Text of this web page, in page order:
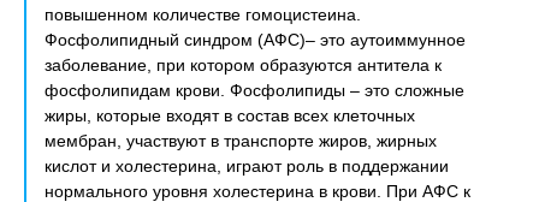
повышенном количестве гомоцистеина.
Фосфолипидный синдром (АФС)– это аутоиммунное
заболевание, при котором образуются антитела к
фосфолипидам крови. Фосфолипиды – это сложные
жиры, которые входят в состав всех клеточных
мембран, участвуют в транспорте жиров, жирных
кислот и холестерина, играют роль в поддержании
нормального уровня холестерина в крови. При АФС к